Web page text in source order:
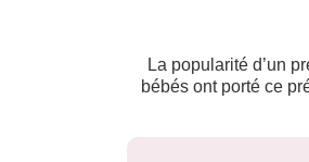
La popularité d’un
bébés ont porté ce
2009
60
2010
75